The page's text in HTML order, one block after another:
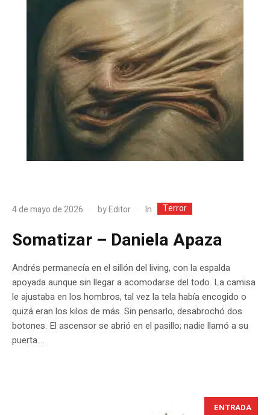
4 de mayo de 2026 byEditor In Terror
Somatizar – Daniela Apaza
Andrés permanecía en el sillón del living, con la espalda
apoyada aunque sin llegar a acomodarse del todo. La camisa
le ajustaba en los hombros, tal vez la tela había encogido o
quizá eran los kilos de más. Sin pensarlo, desabrochó dos
botones. El ascensor se abrió en el pasillo; nadie llamó a su
puerta....
ENTRADA